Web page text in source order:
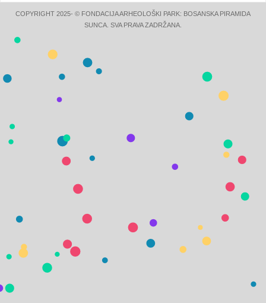
COPYRIGHT 2025- © FONDACIJA ARHEOLOŠKI PARK: BOSANSKA PIRAMIDA
SUNCA. SVA PRAVA ZADRŽANA.